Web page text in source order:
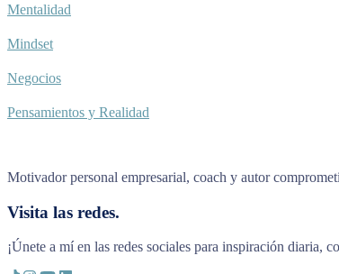
Mentalidad
Mindset
Negocios
Pensamientos y Realidad
Motivador personal empresarial, coach y autor
Visita las redes.
¡Únete a mí en las redes sociales para inspiración diaria,